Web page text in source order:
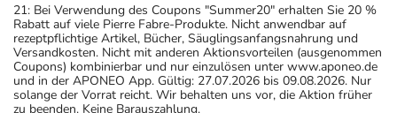
21: Bei Verwendung des Coupons "Summer20" erhalten Sie 20 %
Rabatt auf viele Pierre Fabre-Produkte. Nicht anwendbar auf
rezeptpflichtige Artikel, Bücher, Säuglingsanfangsnahrung und
Versandkosten. Nicht mit anderen Aktionsvorteilen (ausgenommen
Coupons) kombinierbar und nur einzulösen unter www.aponeo.de
und in der APONEO App. Gültig: 27.07.2026 bis 09.08.2026. Nur
solange der Vorrat reicht. Wir behalten uns vor, die Aktion früher
zu beenden. Keine Barauszahlung.